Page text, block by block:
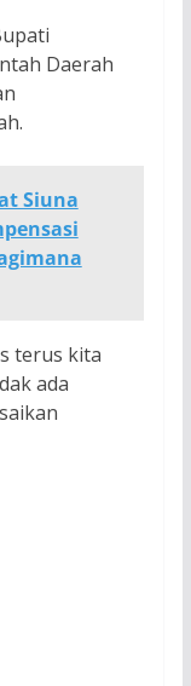
Daerah
Siuna
terus kita
ada